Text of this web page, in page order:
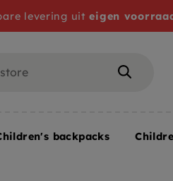
levering uiteigen
backpacks